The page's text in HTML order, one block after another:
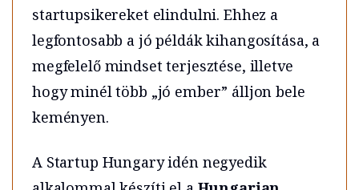
startupsikereket elindulni. Ehhez a
legfontosabb a jó példák kihangosítása, a
megfelelő mindset terjesztése, illetve
hogy minél több „jó ember” álljon bele
keményen.
A Startup Hungary idén negyedik